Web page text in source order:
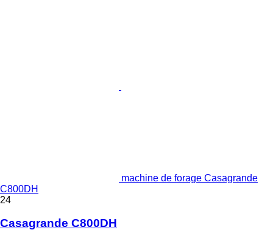
machine de forage Casagrande
C800DH
24
Casagrande C800DH